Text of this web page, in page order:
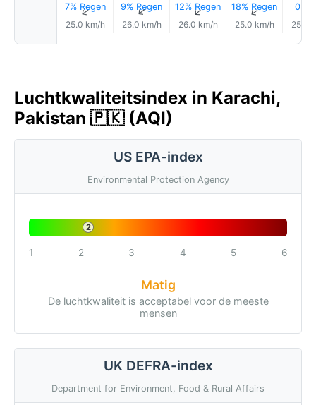
7% Regen
↑
25.0 km/h
9% Regen
↑
26.0 km/h
12% Regen
↑
26.0 km/h
18% Regen
↑
25.0 km/h
0.0
25.0
Luchtkwaliteitsindex in Karachi,
Pakistan 🇵🇰 (AQI)
US EPA-index
Environmental Protection Agency
2
1 2 3 4 5 6
Matig
De luchtkwaliteit is acceptabel voor de meeste
mensen
UK DEFRA-index
Department for Environment, Food & Rural Affairs